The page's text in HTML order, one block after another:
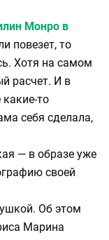
Монро в
повезет, то
Хотя на самом
расчет. И в
то
себя сделала,
— в образе уже
своей
Об этом
Марина